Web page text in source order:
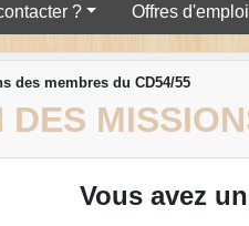
? Offres
des membres du CD54/55
DES
Vous avez